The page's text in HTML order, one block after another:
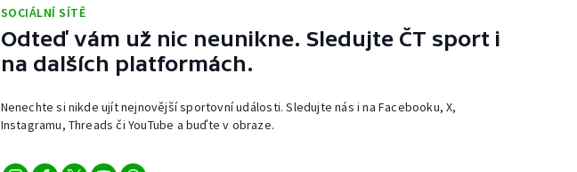
SOCIÁLNÍ SÍTĚ
Odteď vám už nic neunikne. Sledujte ČT sport i
na dalších platformách.
Nenechte si nikde ujít nejnovější sportovní události. Sledujte nás i na Facebooku, X,
Instagramu, Threads či YouTube a buďte v obraze.